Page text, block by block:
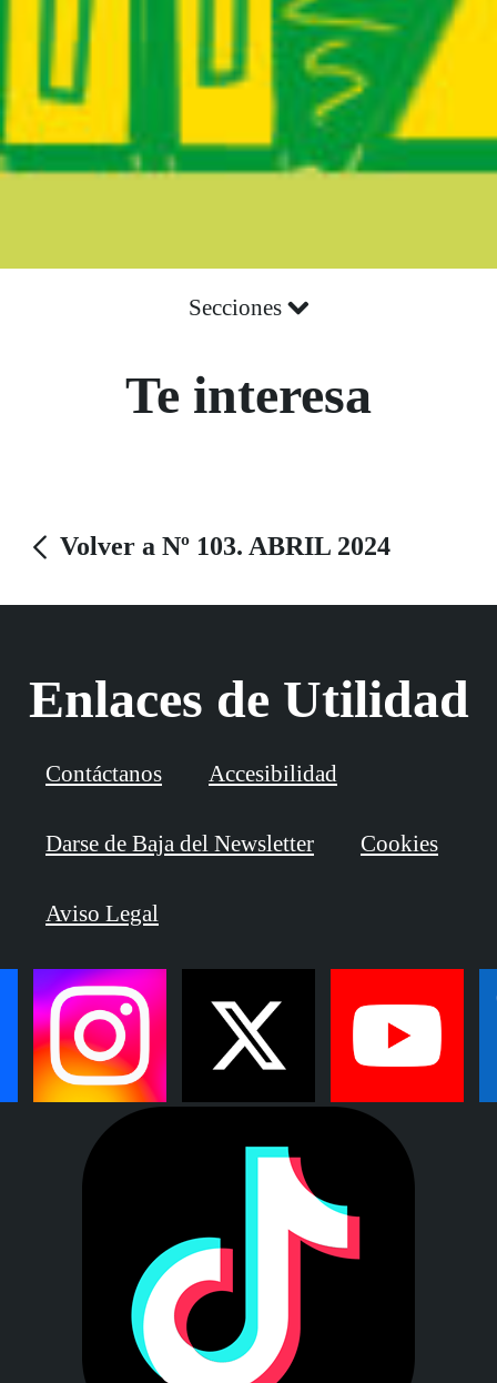
Secciones
Te interesa
Volver a Nº 103. ABRIL 2024
Enlaces de Utilidad
Contáctanos Accesibilidad
Darse de Baja del Newsletter Cookies
Aviso Legal